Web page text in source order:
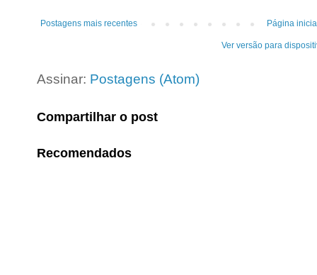
Postagens mais recentes Página
Ver versão para
Assinar: Postagens (Atom)
Compartilhar o post
Recomendados